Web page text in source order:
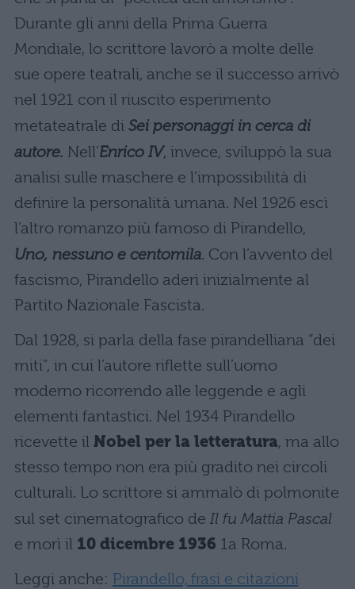
Durante gli anni della Prima Guerra
Mondiale, lo scrittore lavorò a molte delle
sue opere teatrali, anche se il successo arrivò
nel 1921 con il riuscito esperimento
metateatrale di Sei personaggi in cerca di
autore. Nell’Enrico IV, invece, sviluppò la sua
analisi sulle maschere e l’impossibilità di
definire la personalità umana. Nel 1926 escì
l’altro romanzo più famoso di Pirandello,
Uno, nessuno e centomila. Con l’avvento del
fascismo, Pirandello aderì inizialmente al
Partito Nazionale Fascista.
Dal 1928, si parla della fase pirandelliana “dei
miti”, in cui l’autore riflette sull’uomo
moderno ricorrendo alle leggende e agli
elementi fantastici. Nel 1934 Pirandello
ricevette il Nobel per la letteratura, ma allo
stesso tempo non era più gradito nei circoli
culturali. Lo scrittore si ammalò di polmonite
sul set cinematografico de Il fu Mattia Pascal
e morì il 10 dicembre 1936 1a Roma.
Leggi anche: Pirandello, frasi e citazioni